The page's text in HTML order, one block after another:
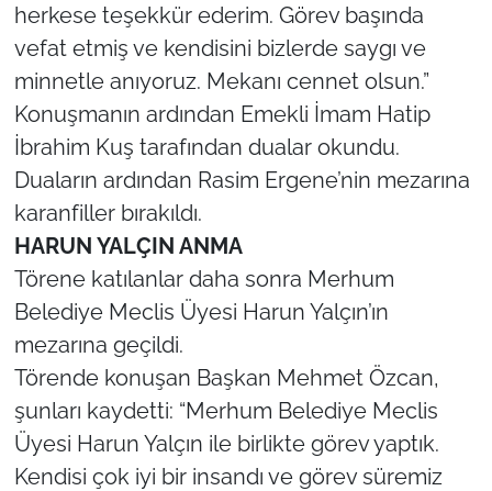
herkese teşekkür ederim. Görev başında
vefat etmiş ve kendisini bizlerde saygı ve
minnetle anıyoruz. Mekanı cennet olsun.”
Konuşmanın ardından Emekli İmam Hatip
İbrahim Kuş tarafından dualar okundu.
Duaların ardından Rasim Ergene’nin mezarına
karanfiller bırakıldı.
HARUN YALÇIN ANMA
Törene katılanlar daha sonra Merhum
Belediye Meclis Üyesi Harun Yalçın’ın
mezarına geçildi.
Törende konuşan Başkan Mehmet Özcan,
şunları kaydetti: “Merhum Belediye Meclis
Üyesi Harun Yalçın ile birlikte görev yaptık.
Kendisi çok iyi bir insandı ve görev süremiz
Bilim Teknoloji
English News
Canlı Maç
Finans
Gündem-Eğitim